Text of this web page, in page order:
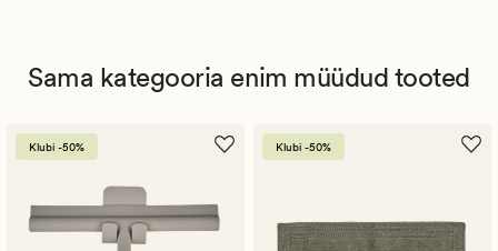
Sama kategooria enim müüdud tooted
Klubi -50% Klubi -50%